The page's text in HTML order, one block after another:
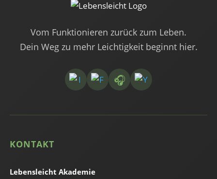
Vom Funktionieren zurück zum Leben.
Dein Weg zu mehr Leichtigkeit beginnt hier.
🎧
KONTAKT
Lebensleicht Akademie